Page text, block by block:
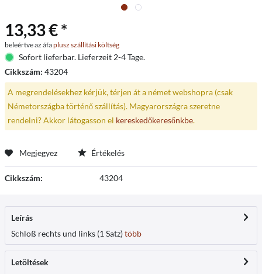
13,33 € *
beleértve az áfaplusz szállítási költség
Sofort lieferbar. Lieferzeit 2-4 Tage.
Cikkszám: 43204
A megrendelésekhez kérjük, térjen át a német webshopra (csak
Németországba történő szállítás). Magyarországra szeretne
rendelni? Akkor látogasson el kereskedőkeresőnkbe.
Megjegyez Értékelés
Cikkszám: 43204
Leírás
Schloß rechts und links (1 Satz)több
Letöltések